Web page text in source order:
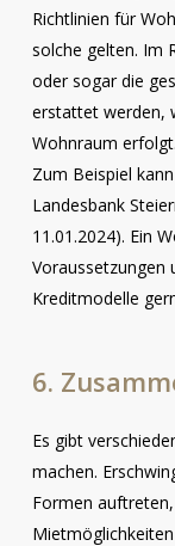
Richtlinien für
solche gelten. Im
oder sogar die
erstattet werden,
Wohnraum
Zum Beispiel
Landesbank
11.01.2024). Ein
Voraussetzungen
Kreditmodelle
6.
Es gibt
machen.
Formen